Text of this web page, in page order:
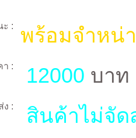
ะ : พร้อมจำหน่
า : 12000 บาท
ง : สินค้าไม่จั